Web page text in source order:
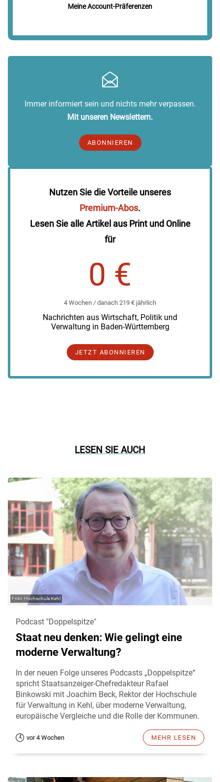
Meine Account-Präferenzen
Immer informiert sein und nichts mehr verpassen.
Mit unseren Newslettern.
ABONNIEREN
Nutzen Sie die Vorteile unseres
Premium-Abos.
Lesen Sie alle Artikel aus Print und Online
für
0 €
4 Wochen / danach 219 € jährlich
Nachrichten aus Wirtschaft, Politik und
Verwaltung in Baden-Württemberg
JETZT ABONNIEREN
LESEN SIE AUCH
Hochschule Kehl
Podcast "Doppelspitze"
Staat neu denken: Wie gelingt eine
moderne Verwaltung?
In der neuen Folge unseres Podcasts „Doppelspitze“
spricht Staatsanzeiger-Chefredakteur Rafael
Binkowski mit Joachim Beck, Rektor der Hochschule
für Verwaltung in Kehl, über moderne Verwaltung,
europäische Vergleiche und die Rolle der Kommunen.
vor 4 Wochen MEHR LESEN